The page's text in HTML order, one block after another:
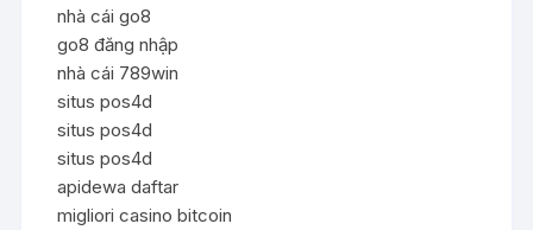
nhà cái go8
go8 đăng nhập
nhà cái 789win
situs pos4d
situs pos4d
situs pos4d
apidewa daftar
migliori casino bitcoin